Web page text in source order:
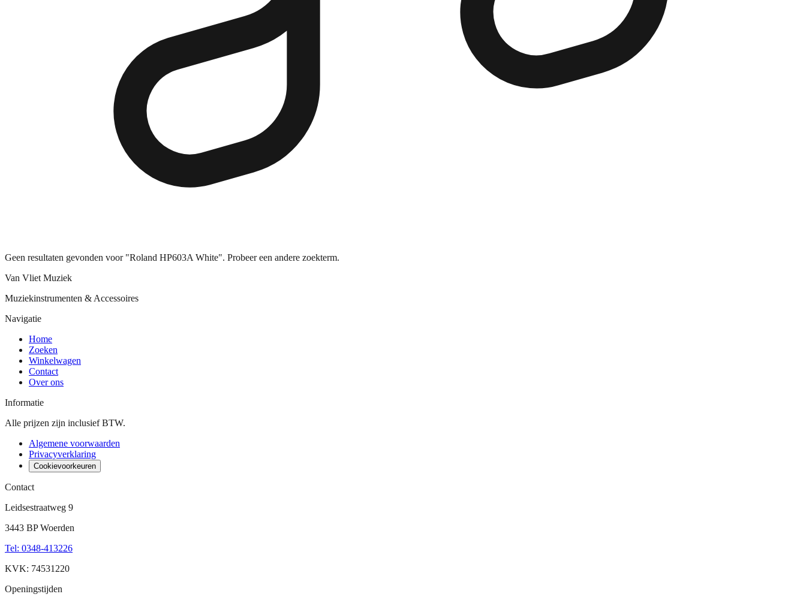
Geen resultaten gevonden voor "Roland HP603A White". Probeer een andere zoekterm.
Van Vliet Muziek
Muziekinstrumenten & Accessoires
Navigatie
Home
Zoeken
Winkelwagen
Contact
Over ons
Informatie
Alle prijzen zijn inclusief BTW.
Algemene voorwaarden
Privacyverklaring
Cookievoorkeuren
Contact
Leidsestraatweg 9
3443 BP Woerden
Tel: 0348-413226
KVK: 74531220
Openingstijden